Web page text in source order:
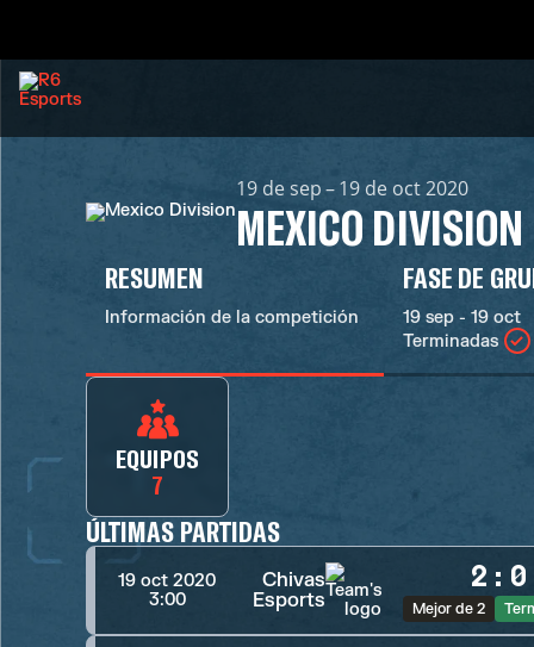
19 de sep – 19 de oct 2020
MEXICO DIVISION
RESUMEN
Información de la competición
FASE DE
19 sep - 19 oct
Terminadas
EQUIPOS
7
ÚLTIMAS PARTIDAS
19 oct 2020
3:00
Chivas
Esports
2 : 0
Mejor de 2